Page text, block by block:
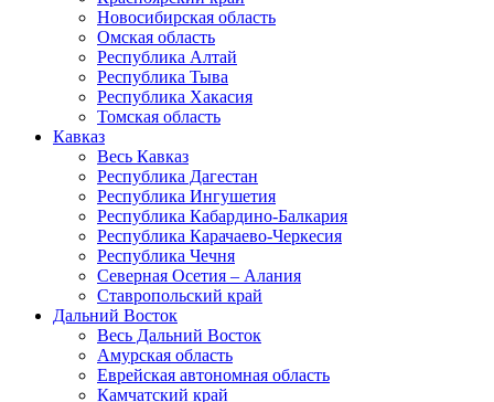
Новосибирская область
Омская область
Республика Алтай
Республика Тыва
Республика Хакасия
Томская область
Кавказ
Весь Кавказ
Республика Дагестан
Республика Ингушетия
Республика Кабардино-Балкария
Республика Карачаево-Черкесия
Республика Чечня
Северная Осетия – Алания
Ставропольский край
Дальний Восток
Весь Дальний Восток
Амурская область
Еврейская автономная область
Камчатский край